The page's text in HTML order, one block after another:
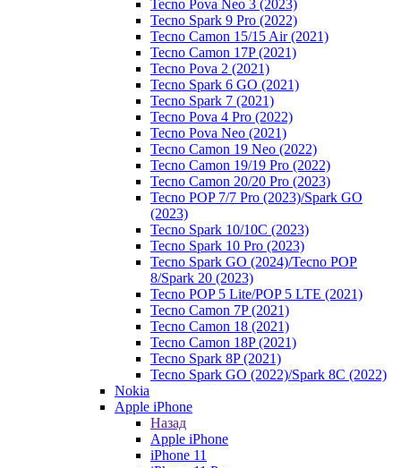
Tecno Pova Neo 3 (2023)
Tecno Spark 9 Pro (2022)
Tecno Camon 15/15 Air (2021)
Tecno Camon 17P (2021)
Tecno Pova 2 (2021)
Tecno Spark 6 GO (2021)
Tecno Spark 7 (2021)
Tecno Pova 4 Pro (2022)
Tecno Pova Neo (2021)
Tecno Camon 19 Neo (2022)
Tecno Camon 19/19 Pro (2022)
Tecno Camon 20/20 Pro (2023)
Tecno POP 7/7 Pro (2023)/Spark GO
(2023)
Tecno Spark 10/10C (2023)
Tecno Spark 10 Pro (2023)
Tecno Spark GO (2024)/Tecno POP
8/Spark 20 (2023)
Tecno POP 5 Lite/POP 5 LTE (2021)
Tecno Camon 7P (2021)
Tecno Camon 18 (2021)
Tecno Camon 18P (2021)
Tecno Spark 8P (2021)
Tecno Spark GO (2022)/Spark 8C (2022)
Nokia
Apple iPhone
Назад
Apple iPhone
iPhone 11